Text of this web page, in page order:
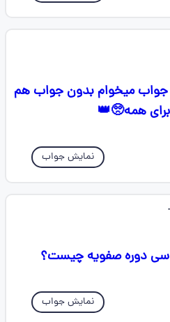
جواب میخوام بدون جواب هم
همه🥺👑
نمایش جواب
دوره صفویه چیست؟
نمایش جواب